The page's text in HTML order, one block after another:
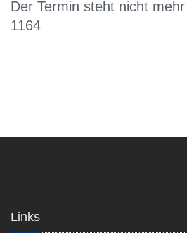
Der Termin steht nicht
1164
Links